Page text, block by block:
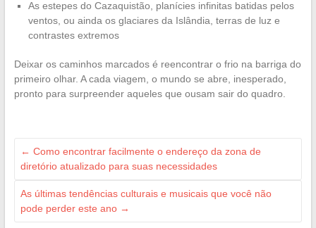
As estepes do Cazaquistão, planícies infinitas batidas pelos
ventos, ou ainda os glaciares da Islândia, terras de luz e
contrastes extremos
Deixar os caminhos marcados é reencontrar o frio na barriga do
primeiro olhar. A cada viagem, o mundo se abre, inesperado,
pronto para surpreender aqueles que ousam sair do quadro.
← Como encontrar facilmente o endereço da zona de
diretório atualizado para suas necessidades
As últimas tendências culturais e musicais que você não
pode perder este ano →